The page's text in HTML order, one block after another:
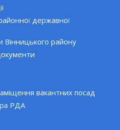
державної
Вінницького району
вакантних посад
РДА